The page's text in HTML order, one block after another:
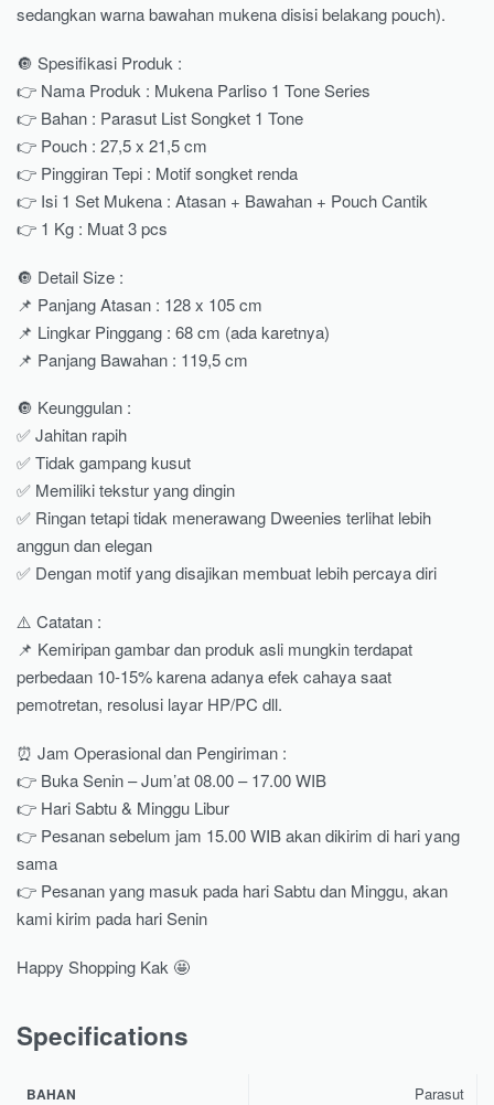
sedangkan warna bawahan mukena disisi belakang pouch).
🔘 Spesifikasi Produk :
👉 Nama Produk : Mukena Parliso 1 Tone Series
👉 Bahan : Parasut List Songket 1 Tone
👉 Pouch : 27,5 x 21,5 cm
👉 Pinggiran Tepi : Motif songket renda
👉 Isi 1 Set Mukena : Atasan + Bawahan + Pouch Cantik
👉 1 Kg : Muat 3 pcs
🔘 Detail Size :
📌 Panjang Atasan : 128 x 105 cm
📌 Lingkar Pinggang : 68 cm (ada karetnya)
📌 Panjang Bawahan : 119,5 cm
🔘 Keunggulan :
✅ Jahitan rapih
✅ Tidak gampang kusut
✅ Memiliki tekstur yang dingin
✅ Ringan tetapi tidak menerawang Dweenies terlihat lebih
anggun dan elegan
✅ Dengan motif yang disajikan membuat lebih percaya diri
⚠️ Catatan :
📌 Kemiripan gambar dan produk asli mungkin terdapat
perbedaan 10-15% karena adanya efek cahaya saat
pemotretan, resolusi layar HP/PC dll.
⏰ Jam Operasional dan Pengiriman :
👉 Buka Senin – Jum’at 08.00 – 17.00 WIB
👉 Hari Sabtu & Minggu Libur
👉 Pesanan sebelum jam 15.00 WIB akan dikirim di hari yang
sama
👉 Pesanan yang masuk pada hari Sabtu dan Minggu, akan
kami kirim pada hari Senin
Happy Shopping Kak 🤩
Specifications
BAHAN Parasut